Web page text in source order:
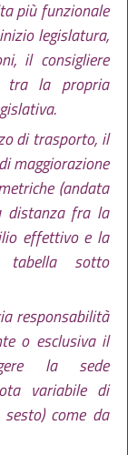
più funzionale
legislatura,
il consigliere
tra la propria
di trasporto, il
maggiorazione
(andata
distanza fra la
effettivo e la
tabella sotto
responsabilità
o esclusiva il
la sede
variabile di
come da